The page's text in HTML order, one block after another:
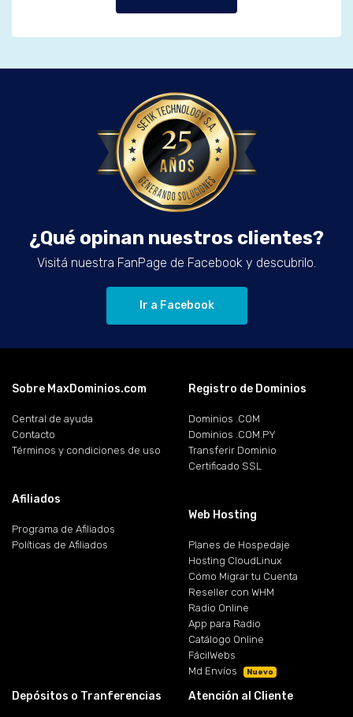
¿Qué opinan nuestros clientes?
Visitá nuestra FanPage de Facebook y descubrilo.
Ir a Facebook
Sobre MaxDominios.com
Central de ayuda
Contacto
Términos y condiciones de uso
Afiliados
Programa de Afiliados
Políticas de Afiliados
Registro de Dominios
Dominios .COM
Dominios .COM.PY
Transferir Dominio
Certificado SSL
Web Hosting
Planes de Hospedaje
Hosting CloudLinux
Cómo Migrar tu Cuenta
Reseller con WHM
Radio Online
App para Radio
Catálogo Online
FácilWebs
Md Envíos
Nuevo
Depósitos o Tranferencias Atención al Cliente